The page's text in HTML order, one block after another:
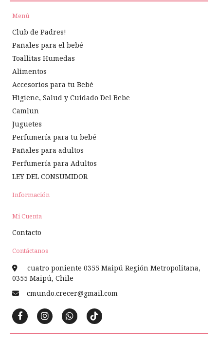
Menú
Club de Padres!
Pañales para el bebé
Toallitas Humedas
Alimentos
Accesorios para tu Bebé
Higiene, Salud y Cuidado Del Bebe
Camlun
Juguetes
Perfumería para tu bebé
Pañales para adultos
Perfumería para Adultos
LEY DEL CONSUMIDOR
Información
Mi Cuenta
Contacto
Contáctanos
cuatro poniente 0355 Maipú Región Metropolitana,
0355 Maipú, Chile
cmundo.crecer@gmail.com